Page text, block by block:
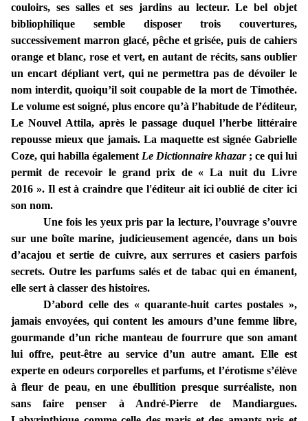
couloirs, ses salles et ses jardins au lecteur. Le bel objet
bibliophilique semble disposer trois couvertures,
successivement marron glacé, pêche et grisée, puis de cahiers
orange et blanc, rose et vert, en autant de récits, sans oublier
un encart dépliant vert, qui ne permettra pas de dévoiler le
nom interdit, quoiqu’il soit coupable de la mort de Timothée.
Le volume est soigné, plus encore qu’à l’habitude de l’éditeur,
Le Nouvel Attila, après le passage duquel l’herbe littéraire
repousse mieux que jamais. La maquette est signée Gabrielle
Coze, qui habilla également Le Dictionnaire khazar ; ce qui lui
permit de recevoir le grand prix de « La nuit du Livre
2016 ». Il est à craindre que l'éditeur ait ici oublié de citer ici
son nom.
Une fois les yeux pris par la lecture, l’ouvrage s’ouvre
sur une boîte marine, judicieusement agencée, dans un bois
d’acajou et sertie de cuivre, aux serrures et casiers parfois
secrets. Outre les parfums salés et de tabac qui en émanent,
elle sert à classer des histoires.
D’abord celle des « quarante-huit cartes postales »,
jamais envoyées, qui content les amours d’une femme libre,
gourmande d’un riche manteau de fourrure que son amant
lui offre, peut-être au service d’un autre amant. Elle est
experte en odeurs corporelles et parfums, et l’érotisme s’élève
à fleur de peau, en une ébullition presque surréaliste, non
sans faire penser à André-Pierre de Mandiargues.